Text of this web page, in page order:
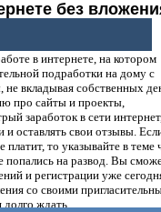
без
в интернете, на котором
подработки на дому с
вкладывая собственных
про сайты и проекты,
заработок в сети
и оставлять свои отзывы.
платит, то указывайте в теме
попались на развод. Вы
и регистрации уже
со своими
долго ждать.